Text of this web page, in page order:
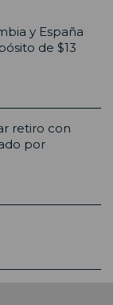
y España
de $13
retiro con
por